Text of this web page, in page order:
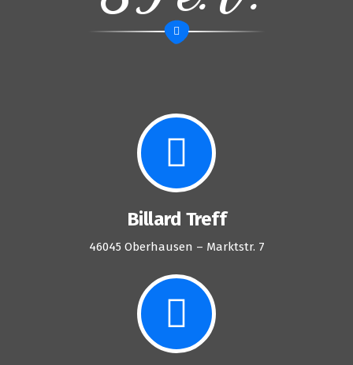
Billard Treff
46045 Oberhausen – Marktstr. 7